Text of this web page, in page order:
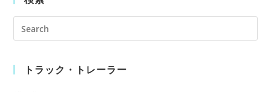
トラック・トレーラー